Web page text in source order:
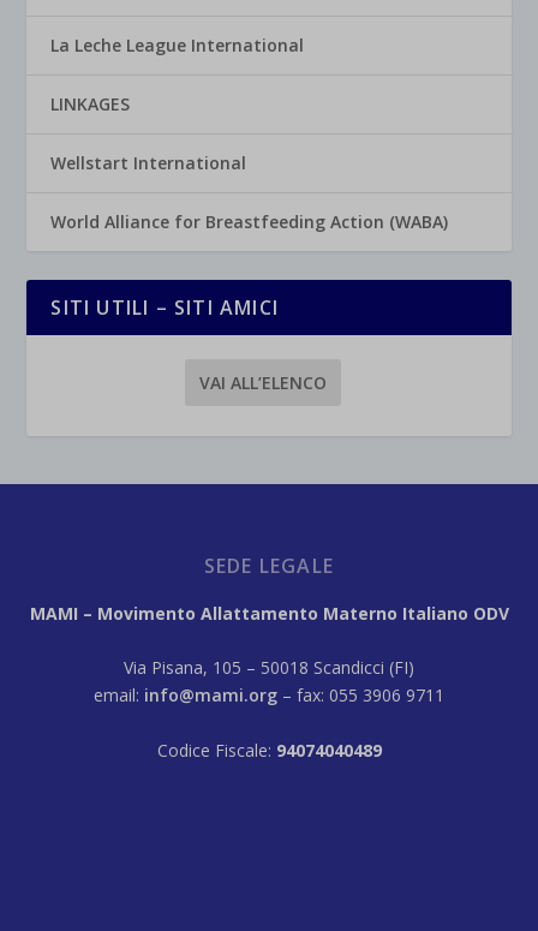
La Leche League International
LINKAGES
Wellstart International
World Alliance for Breastfeeding Action (WABA)
SITI UTILI – SITI AMICI
VAI ALL’ELENCO
SEDE LEGALE
MAMI – Movimento Allattamento Materno Italiano ODV
Via Pisana, 105 – 50018 Scandicci (FI)
email: info@mami.org – fax: 055 3906 9711
Codice Fiscale: 94074040489